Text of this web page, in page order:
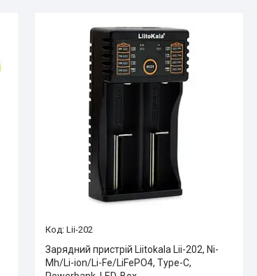
Lii-202
Зарядний пристрій Liitokala Lii-202, Ni-
Mh/Li-ion/Li-Fe/LiFePO4, Type-C,